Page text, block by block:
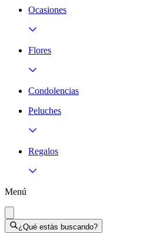
Ocasiones
Flores
Condolencias
Peluches
Regalos
Menú
¿Qué estás buscando?